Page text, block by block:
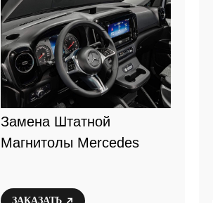
Замена Штатной
Магнитолы Mercedes
ЗАКАЗАТЬ